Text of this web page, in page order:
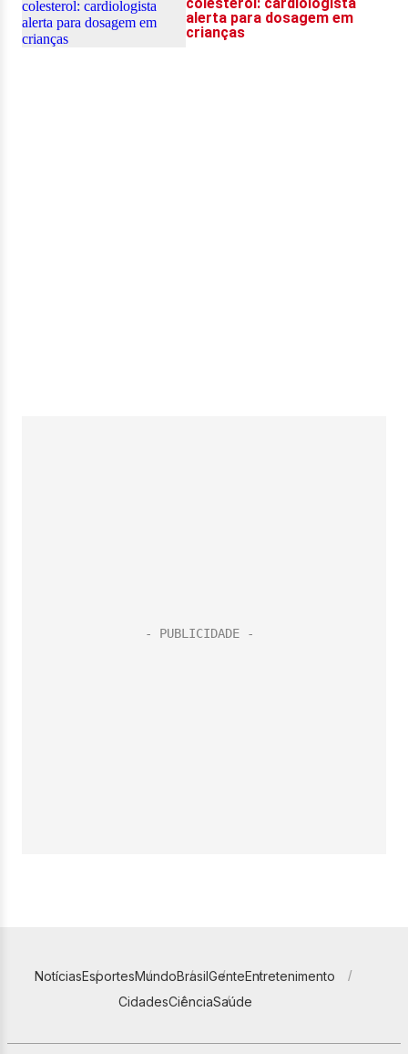
NotíciasEsportesMundoBrasilGenteEntretenimento
CidadesCiênciaSaúde